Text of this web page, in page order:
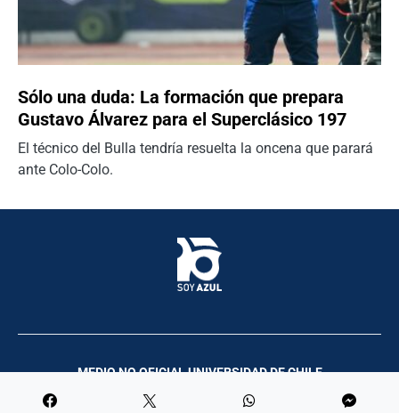
Sólo una duda: La formación que prepara
Gustavo Álvarez para el Superclásico 197
El técnico del Bulla tendría resuelta la oncena que parará
ante Colo-Colo.
MEDIO NO OFICIAL UNIVERSIDAD DE CHILE
Palco Comunicación y Producciones | 2023